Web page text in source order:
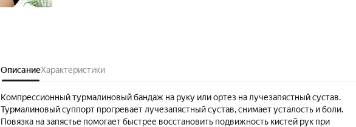
ОписаниеХарактеристики
Компрессионный турмалиновый бандаж на руку или ортез на лучезапястный сустав.
Турмалиновый суппорт прогревает лучезапястный сустав, снимает усталость и боли.
Повязка на запястье помогает быстрее восстановить подвижность кистей рук при